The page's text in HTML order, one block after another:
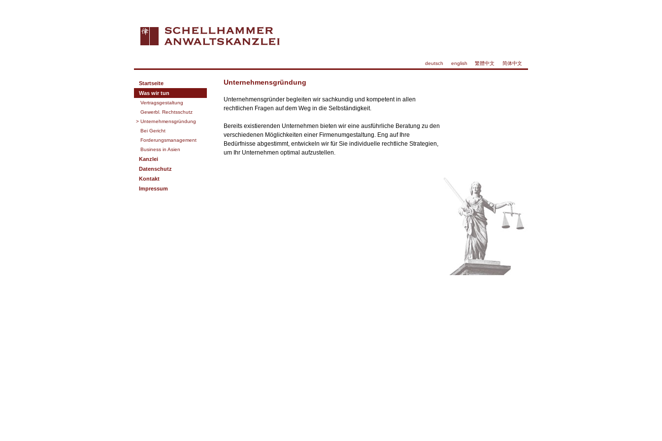
deutsch english 繁體中文 简体中文
Startseite
Was wir tun
Vertragsgestaltung
Gewerbl. Rechtsschutz
> Unternehmensgründung
Bei Gericht
Forderungsmanagement
Business in Asien
Kanzlei
Datenschutz
Kontakt
Impressum
Unternehmensgründung
Unternehmensgründer begleiten wir sachkundig und kompetent in allen
rechtlichen Fragen auf dem Weg in die Selbständigkeit.
Bereits existierenden Unternehmen bieten wir eine ausführliche Beratung zu den
verschiedenen Möglichkeiten einer Firmenumgestaltung. Eng auf Ihre
Bedürfnisse abgestimmt, entwickeln wir für Sie individuelle rechtliche Strategien,
um Ihr Unternehmen optimal aufzustellen.